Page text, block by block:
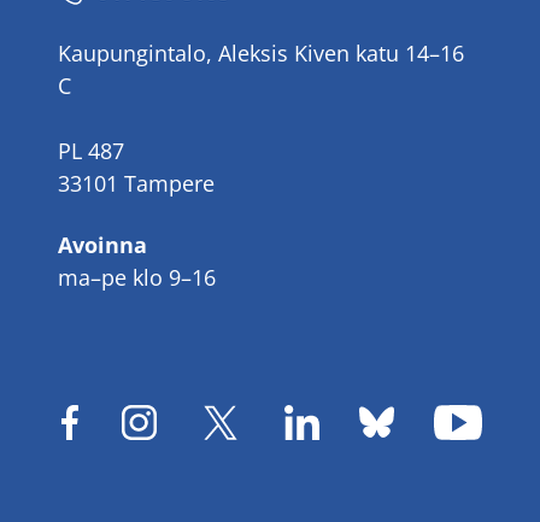
Kaupungintalo, Aleksis Kiven katu 14–16
C
PL 487
33101 Tampere
Avoinna
ma–pe klo 9–16